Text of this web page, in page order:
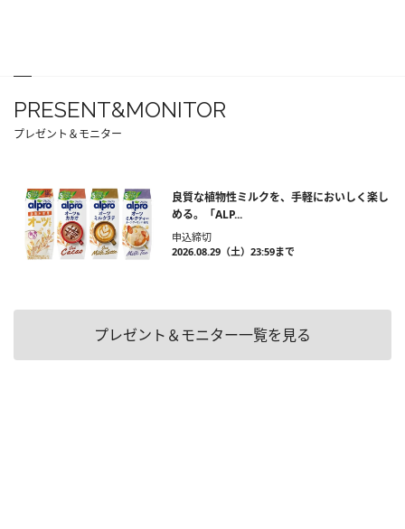
PRESENT&MONITOR
プレゼント＆モニター
良質な植物性ミルクを、手軽においしく楽し
める。「ALP...
申込締切
2026.08.29（土）23:59まで
プレゼント＆モニター一覧を見る